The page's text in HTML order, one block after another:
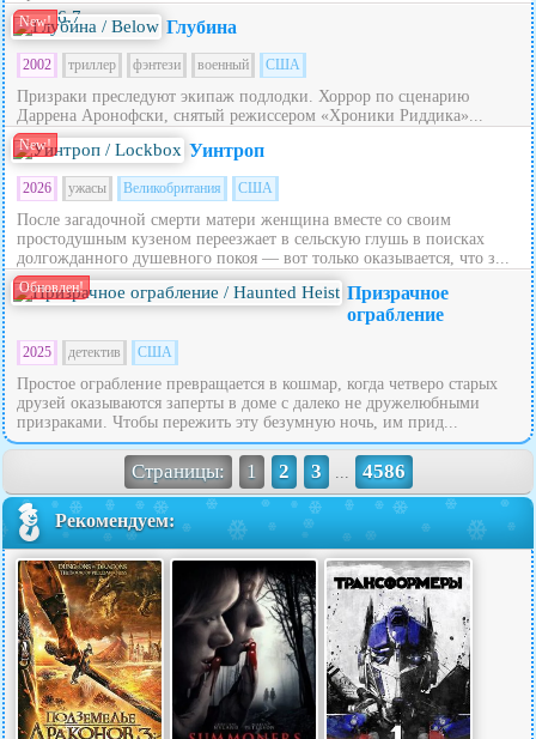
New! 6.7 Глубина
2002 триллер фэнтези военный США
Призраки преследуют экипаж подлодки. Хоррор по сценарию
Даррена Аронофски, снятый режиссером «Хроники Риддика»...
New! Уинтроп
2026 ужасы Великобритания США
После загадочной смерти матери женщина вместе со своим
простодушным кузеном переезжает в сельскую глушь в поисках
долгожданного душевного покоя — вот только оказывается, что з...
Обновлен!
Призрачное
ограбление
2025 детектив США
Простое ограбление превращается в кошмар, когда четверо старых
друзей оказываются заперты в доме с далеко не дружелюбными
призраками. Чтобы пережить эту безумную ночь, им прид...
Страницы: 1 2 3 ... 4586
Рекомендуем: